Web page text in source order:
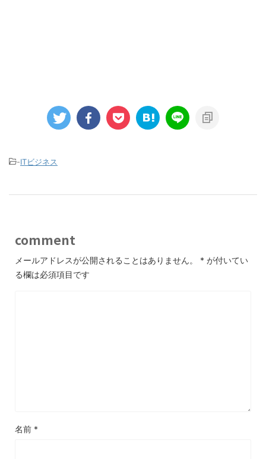
-ITビジネス
comment
メールアドレスが公開されることはありません。 * が付いてい
る欄は必須項目です
名前 *